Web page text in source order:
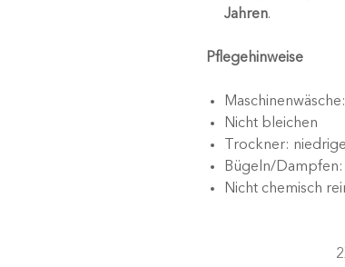
Jahren.
Pflegehinweise
Nicht bleichen
Trockner:
Bügeln/
Nicht chemisch